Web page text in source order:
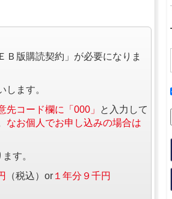
Ｂ版購読契約」が必要になりま
ます。
先コード欄に「000」
と入力して
なお個人でお申し込みの場合は
す。
（税込）or １年分９千円